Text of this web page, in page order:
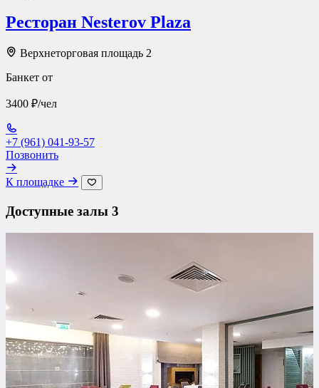
Ресторан Nesterov Plaza
Верхнеторговая площадь 2
Банкет от
3400 ₽/чел
+7 (961) 041-93-57
Позвонить
К площадке
Доступные залы 3